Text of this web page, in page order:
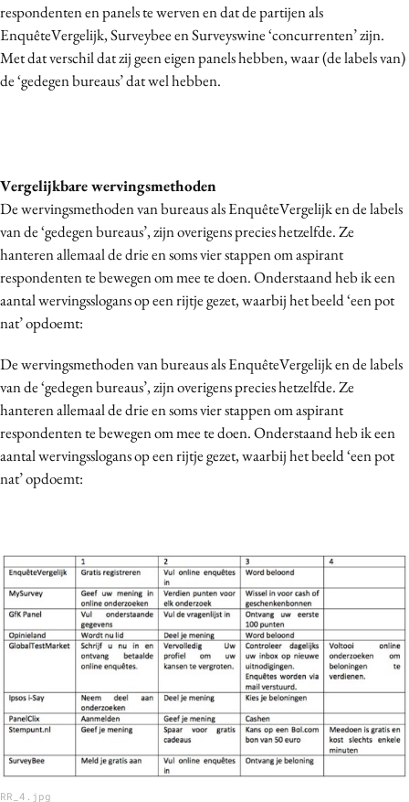
respondenten en panels te werven en dat de partijen als
EnquêteVergelijk, Surveybee en Surveyswine ‘concurrenten’ zijn.
Met dat verschil dat zij geen eigen panels hebben, waar (de labels van)
de ‘gedegen bureaus’ dat wel hebben.
Vergelijkbare wervingsmethoden
De wervingsmethoden van bureaus als EnquêteVergelijk en de labels
van de ‘gedegen bureaus’, zijn overigens precies hetzelfde. Ze
hanteren allemaal de drie en soms vier stappen om aspirant
respondenten te bewegen om mee te doen. Onderstaand heb ik een
aantal wervingsslogans op een rijtje gezet, waarbij het beeld ‘een pot
nat’ opdoemt:
De wervingsmethoden van bureaus als EnquêteVergelijk en de labels
van de ‘gedegen bureaus’, zijn overigens precies hetzelfde. Ze
hanteren allemaal de drie en soms vier stappen om aspirant
respondenten te bewegen om mee te doen. Onderstaand heb ik een
aantal wervingsslogans op een rijtje gezet, waarbij het beeld ‘een pot
nat’ opdoemt:
RR_4.jpg